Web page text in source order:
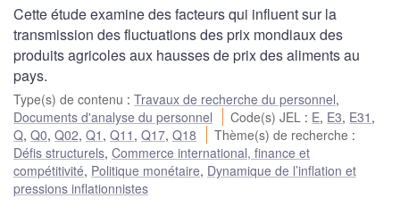
Cette étude examine des facteurs qui influent sur la
transmission des fluctuations des prix mondiaux des
produits agricoles aux hausses de prix des aliments au
pays.
Type(s) de contenu : Travaux de recherche du personnel,
Documents d'analyse du personnel
Code(s) JEL : E, E3, E31 ,
Q, Q0, Q02, Q1 , Q11 , Q17, Q18 Thème(s) de recherche :
Défis structurels, Commerce international, finance et
compétitivité, Politique monétaire, Dynamique de l’inflation et
pressions inflationnistes